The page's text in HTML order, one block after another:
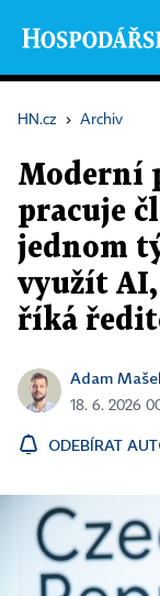
HN.cz › Archiv
Moderní
pracuje
jednom
využít
říká
Adam
18. 6. 2026
ODEBÍRAT